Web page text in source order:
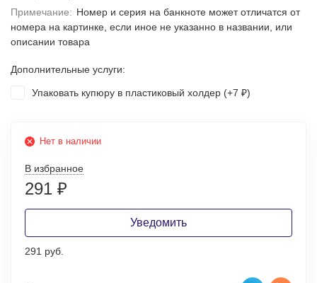
Примечание: Номер и серия на банкноте может отличатся от
номера на картинке, если иное не указанно в названии, или
описании товара
Дополнительные услуги:
Упаковать купюру в пластиковый холдер (+7 ₽)
Нет в наличии
В избранное
291 ₽
Уведомить
291 руб.